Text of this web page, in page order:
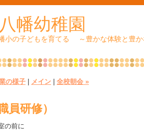
幡幼稚園
の子どもを育てる ～豊かな体験と豊か
の様子 メイン 全校朝会 »
員研修）
の前に